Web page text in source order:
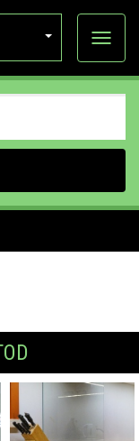
Ava